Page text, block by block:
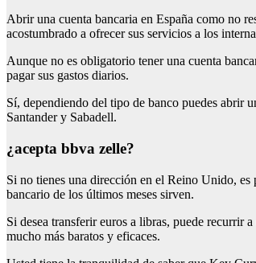
Abrir una cuenta bancaria en España como no
acostumbrado a ofrecer sus servicios a los
Aunque no es obligatorio tener una cuenta
pagar sus gastos diarios.
Sí, dependiendo del tipo de banco puedes abrir
Santander y Sabadell.
¿acepta bbva zelle?
Si no tienes una dirección en el Reino Unido,
bancario de los últimos meses sirven.
Si desea transferir euros a libras, puede recurrir
mucho más baratos y eficaces.